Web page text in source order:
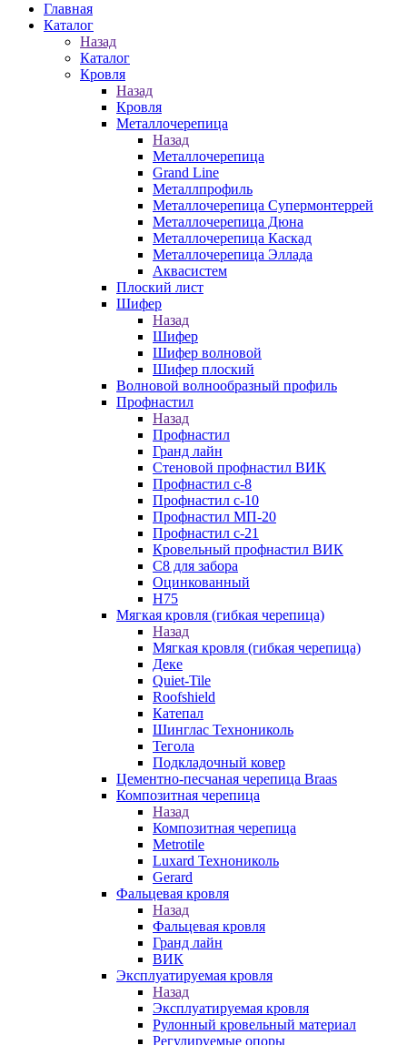
Главная
Каталог
Назад
Каталог
Кровля
Назад
Кровля
Металлочерепица
Назад
Металлочерепица
Grand Line
Металлпрофиль
Металлочерепица Супермонтеррей
Металлочерепица Дюна
Металлочерепица Каскад
Металлочерепица Эллада
Аквасистем
Плоский лист
Шифер
Назад
Шифер
Шифер волновой
Шифер плоский
Волновой волнообразный профиль
Профнастил
Назад
Профнастил
Гранд лайн
Стеновой профнастил ВИК
Профнастил с-8
Профнастил с-10
Профнастил МП-20
Профнастил с-21
Кровельный профнастил ВИК
С8 для забора
Оцинкованный
Н75
Мягкая кровля (гибкая черепица)
Назад
Мягкая кровля (гибкая черепица)
Деке
Quiet-Tile
Roofshield
Катепал
Шинглас Технониколь
Тегола
Подкладочный ковер
Цементно-песчаная черепица Braas
Композитная черепица
Назад
Композитная черепица
Metrotile
Luxard Технониколь
Gerard
Фальцевая кровля
Назад
Фальцевая кровля
Гранд лайн
ВИК
Эксплуатируемая кровля
Назад
Эксплуатируемая кровля
Рулонный кровельный материал
Регулируемые опоры